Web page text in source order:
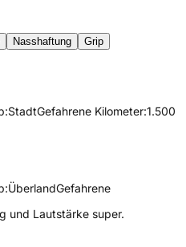
Nasshaftung
Grip
StadtGefahrene Kilometer:1.500
ÜberlandGefahrene
und Lautstärke super.